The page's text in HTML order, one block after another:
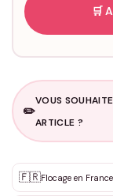
🛒
✏️
VOUS
ARTICLE ?
✨
DEVIS
🇫🇷Flocage en France